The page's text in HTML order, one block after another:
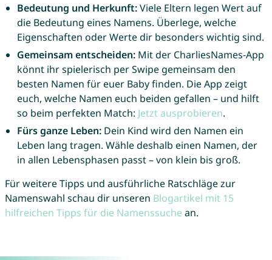
Bedeutung und Herkunft:Viele Eltern legen Wert auf
die Bedeutung eines Namens. Überlege, welche
Eigenschaften oder Werte dir besonders wichtig sind.
Gemeinsam entscheiden:Mit der CharliesNames-App
könnt ihr spielerisch per Swipe gemeinsam den
besten Namen für euer Baby finden. Die App zeigt
euch, welche Namen euch beiden gefallen – und hilft
so beim perfekten Match: Jetzt ausprobieren.
Fürs ganze Leben:Dein Kind wird den Namen ein
Leben lang tragen. Wähle deshalb einen Namen, der
in allen Lebensphasen passt – von klein bis groß.
Für weitere Tipps und ausführliche Ratschläge zur
Namenswahl schau dir unseren Blogartikel mit 15
hilfreichen Tipps für die Namenssuche an.